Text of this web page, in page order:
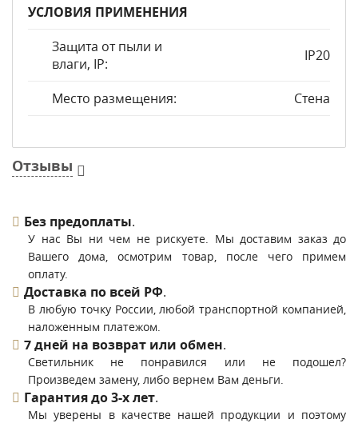
УСЛОВИЯ ПРИМЕНЕНИЯ
Защита от пыли и
влаги, IP:
IP20
Место размещения: Стена
Отзывы
Без предоплаты.
У нас Вы ни чем не рискуете. Мы доставим заказ до
Вашего дома, осмотрим товар, после чего примем
оплату.
Доставка по всей РФ.
В любую точку России, любой транспортной компанией,
наложенным платежом.
7 дней на возврат или обмен.
Светильник не понравился или не подошел?
Произведем замену, либо вернем Вам деньги.
Гарантия до 3-х лет.
Мы уверены в качестве нашей продукции и поэтому